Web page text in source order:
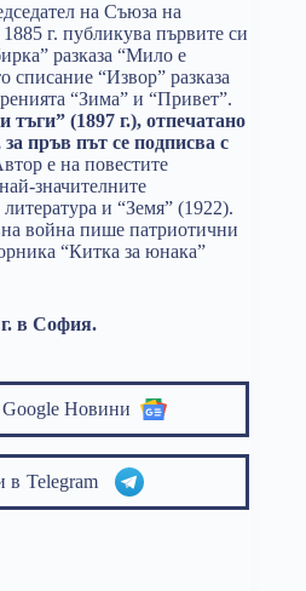
на Съюза на
г. публикува първите си
разказа “Мило е
списание “Извор” разказа
“Зима” и “Привет”.
тъги” (1897 г.), отпечатано
пръв път се подписва с
е на повестите
значителните
и “Земя” (1922).
война пише патриотични
“Китка за юнака”
в София.
Google Новини
в Telegram